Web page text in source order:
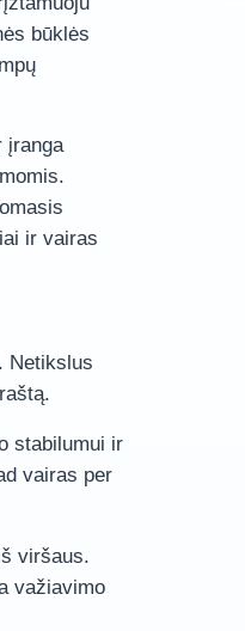
būklės
įranga
ir vairas
Netikslus
stabilumui ir
vairas per
viršaus.
važiavimo